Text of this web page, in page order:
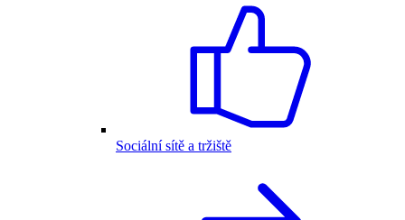
Sociální sítě a tržiště